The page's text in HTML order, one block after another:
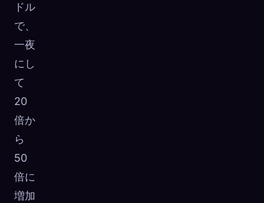
ドル
で、
一夜
にし
て
20
倍か
ら
50
倍に
増加